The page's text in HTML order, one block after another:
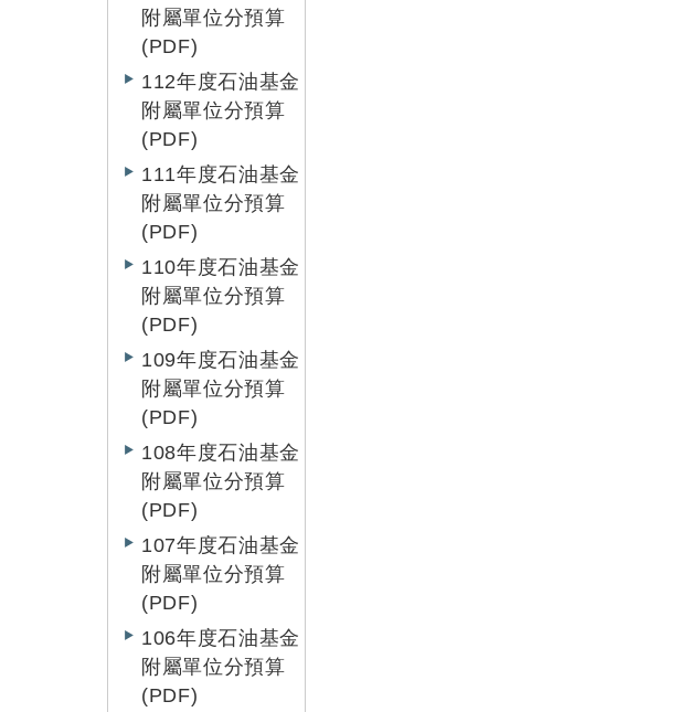
附屬單位分預算
(PDF)
112年度石油基金
附屬單位分預算
(PDF)
111年度石油基金
附屬單位分預算
(PDF)
110年度石油基金
附屬單位分預算
(PDF)
109年度石油基金
附屬單位分預算
(PDF)
108年度石油基金
附屬單位分預算
(PDF)
107年度石油基金
附屬單位分預算
(PDF)
106年度石油基金
附屬單位分預算
(PDF)